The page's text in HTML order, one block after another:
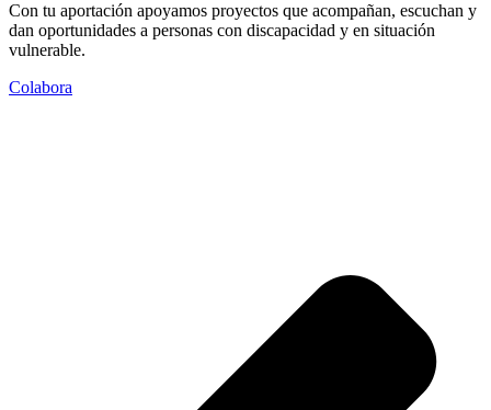
Con tu aportación apoyamos proyectos que acompañan, escuchan y
dan oportunidades a personas con discapacidad y en situación
vulnerable.
Colabora